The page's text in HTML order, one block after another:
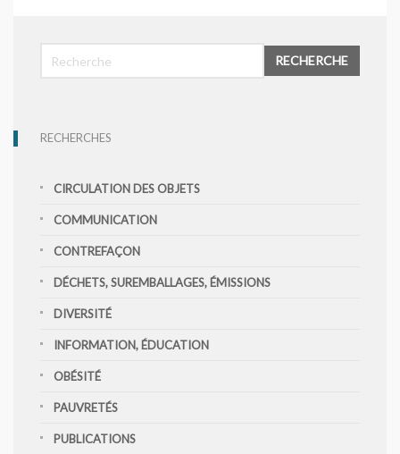
RECHERCHE
RECHERCHES
CIRCULATION DES OBJETS
COMMUNICATION
CONTREFAÇON
DÉCHETS, SUREMBALLAGES, ÉMISSIONS
DIVERSITÉ
INFORMATION, ÉDUCATION
OBÉSITÉ
PAUVRETÉS
PUBLICATIONS